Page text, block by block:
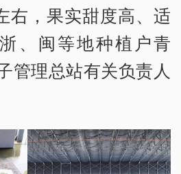
右，果实甜度高、适
、闽等地种植户青
管理总站有关负责人